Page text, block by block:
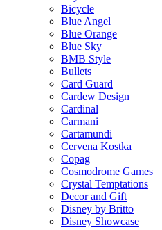
Bicycle
Blue Angel
Blue Orange
Blue Sky
BMB Style
Bullets
Card Guard
Cardew Design
Cardinal
Carmani
Cartamundi
Cervena Kostka
Copag
Cosmodrome Games
Crystal Temptations
Decor and Gift
Disney by Britto
Disney Showcase